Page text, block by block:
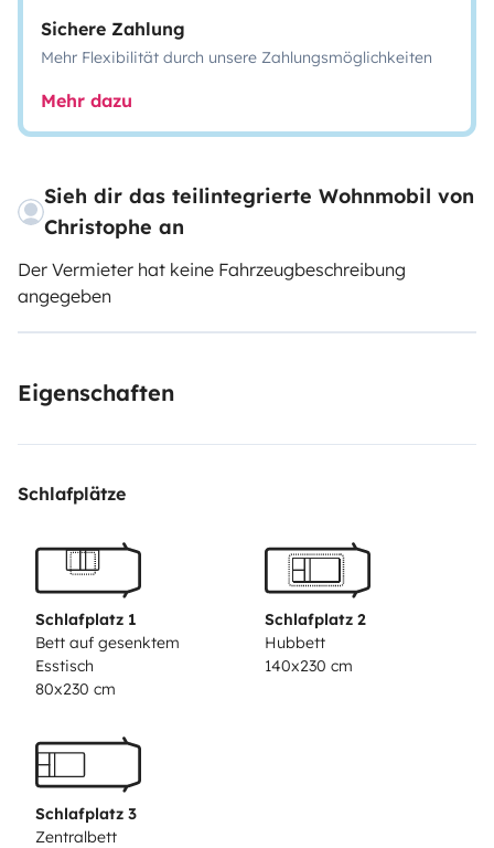
Sichere Zahlung
Mehr Flexibilität durch unsere Zahlungsmöglichkeiten
Mehr dazu
Sieh dir das teilintegrierte Wohnmobil von
Christophe an
Der Vermieter hat keine Fahrzeugbeschreibung
angegeben
Eigenschaften
Schlafplätze
Schlafplatz 1
Bett auf gesenktem
Esstisch
80x230 cm
Schlafplatz 2
Hubbett
140x230 cm
Schlafplatz 3
Zentralbett